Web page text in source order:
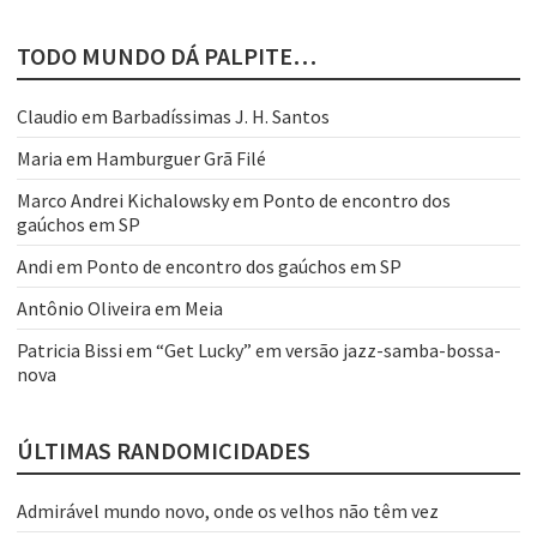
TODO MUNDO DÁ PALPITE…
Claudio em Barbadíssimas J. H. Santos
Maria em Hamburguer Grã Filé
Marco Andrei Kichalowskyem Ponto de encontro dos
gaúchos em SP
Andi em Ponto de encontro dos gaúchos em SP
Antônio Oliveira em Meia
Patricia Bissi em “Get Lucky” em versão jazz-samba-bossa-
nova
ÚLTIMAS RANDOMICIDADES
Admirável mundo novo, onde os velhos não têm vez